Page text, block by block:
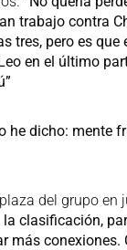
trabajo contra
tres, pero es que
en el último
he dicho: mente
del grupo en
clasificación,
más conexiones.